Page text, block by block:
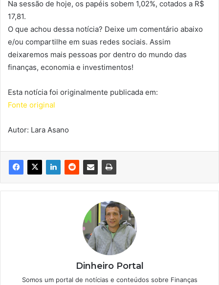
Na sessão de hoje, os papéis sobem 1,02%, cotados a R$
17,81.
O que achou dessa notícia? Deixe um comentário abaixo
e/ou compartilhe em suas redes sociais. Assim
deixaremos mais pessoas por dentro do mundo das
finanças, economia e investimentos!
Esta notícia foi originalmente publicada em:
Fonte original
Autor: Lara Asano
Dinheiro Portal
Somos um portal de notícias e conteúdos sobre Finanças